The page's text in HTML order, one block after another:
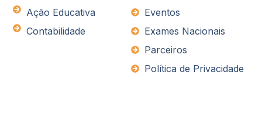
Eventos
Exames Nacionais
Parceiros
Política de Privacidade
Ação Educativa
Contabilidade